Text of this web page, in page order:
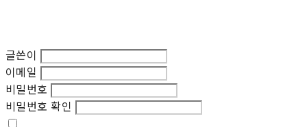
글쓴이
이메일
비밀번호
비밀번호 확인